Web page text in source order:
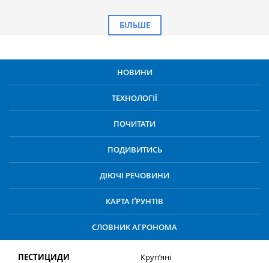
БІЛЬШЕ
НОВИНИ
ТЕХНОЛОГІЇ
ПОЧИТАТИ
ПОДИВИТИСЬ
ДІЮЧІ РЕЧОВИНИ
КАРТА ҐРУНТІВ
СЛОВНИК АГРОНОМА
ПЕСТИЦИДИ
Круп’яні